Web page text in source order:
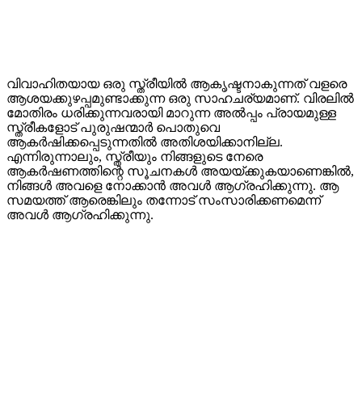
വിവാഹിതയായ ഒരു സ്ത്രീയിൽ ആകൃഷ്ടനാകുന്നത് വളരെ
ആശയക്കുഴപ്പമുണ്ടാക്കുന്ന ഒരു സാഹചര്യമാണ്. വിരലിൽ
മോതിരം ധരിക്കുന്നവരായി മാറുന്ന അൽപ്പം പ്രായമുള്ള
സ്ത്രീകളോട് പുരുഷന്മാർ പൊതുവെ
ആകർഷിക്കപ്പെടുന്നതിൽ അതിശയിക്കാനില്ല.
എന്നിരുന്നാലും, സ്ത്രീയും നിങ്ങളുടെ നേരെ
ആകർഷണത്തിന്റെ സൂചനകൾ അയയ്‌ക്കുകയാണെങ്കിൽ,
നിങ്ങൾ അവളെ നോക്കാൻ അവൾ ആഗ്രഹിക്കുന്നു. ആ
സമയത്ത് ആരെങ്കിലും തന്നോട് സംസാരിക്കണമെന്ന്
അവൾ ആഗ്രഹിക്കുന്നു.